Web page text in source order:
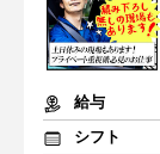
給与
シフト